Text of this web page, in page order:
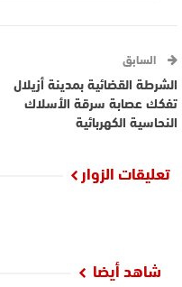
السابق
الشرطة القضائية بمدينة أزيلال
تفكك عصابة سرقة الأسلاك
النحاسية الكهربائية
تعليقات الزوار
شاهد أيضا